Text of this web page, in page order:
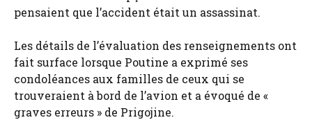
pensaient que l’accident était un assassinat.
Les détails de l’évaluation des renseignements ont
fait surface lorsque Poutine a exprimé ses
condoléances aux familles de ceux qui se
trouveraient à bord de l’avion et a évoqué de «
graves erreurs » de Prigojine.